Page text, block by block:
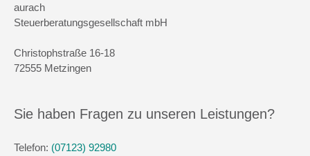
aurach
Steuerberatungsgesellschaft mbH
Christophstraße 16-18
72555 Metzingen
Sie haben Fragen zu unseren Leistungen?
Telefon: (07123) 92980